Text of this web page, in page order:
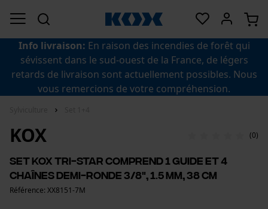
Info livraison: En raison des incendies de forêt qui
sévissent dans le sud-ouest de la France, de légers
retards de livraison sont actuellement possibles. Nous
vous remercions de votre compréhension.
KOX (0)
Set KOX Tri-Star comprend 1 guide et 4
chaînes demi-ronde 3/8", 1.5 mm, 38 cm
Référence: XX8151-7M